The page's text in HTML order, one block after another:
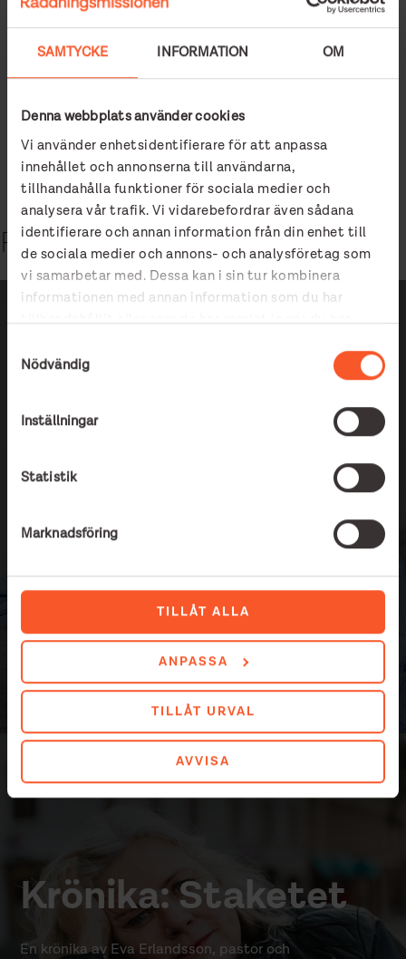
SAMTYCKE INFORMATION OM
Denna webbplats använder cookies
Vi använder enhetsidentifierare för att anpassa
innehållet och annonserna till användarna,
tillhandahålla funktioner för sociala medier och
analysera vår trafik. Vi vidarebefordrar även sådana
identifierare och annan information från din enhet till
de sociala medier och annons- och analysföretag som
vi samarbetar med. Dessa kan i sin tur kombinera
informationen med annan information som du har
Nödvändig
Inställningar
Statistik
Marknadsföring
TILLÅT ALLA
ANPASSA
TILLÅT URVAL
AVVISA
GATUKYRKAN OCH SOPPMÄSSAN
EVAS KRÖNIKOR
Relaterade artiklar
Krönika:
Evangelium
En krönika av Eva Erlandsson
Krönika: Staketet
En krönika av Eva Erlandsson, pastor och